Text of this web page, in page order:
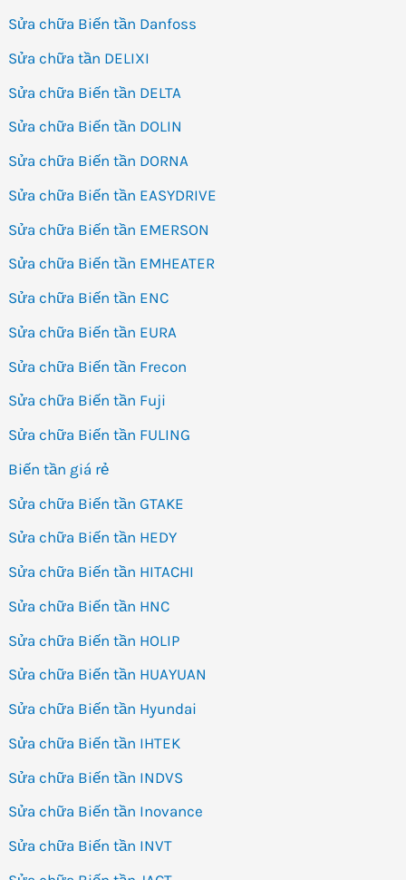
Sửa chữa Biến tần Danfoss
Sửa chữa tần DELIXI
Sửa chữa Biến tần DELTA
Sửa chữa Biến tần DOLIN
Sửa chữa Biến tần DORNA
Sửa chữa Biến tần EASYDRIVE
Sửa chữa Biến tần EMERSON
Sửa chữa Biến tần EMHEATER
Sửa chữa Biến tần ENC
Sửa chữa Biến tần EURA
Sửa chữa Biến tần Frecon
Sửa chữa Biến tần Fuji
Sửa chữa Biến tần FULING
Biến tần giá rẻ
Sửa chữa Biến tần GTAKE
Sửa chữa Biến tần HEDY
Sửa chữa Biến tần HITACHI
Sửa chữa Biến tần HNC
Sửa chữa Biến tần HOLIP
Sửa chữa Biến tần HUAYUAN
Sửa chữa Biến tần Hyundai
Sửa chữa Biến tần IHTEK
Sửa chữa Biến tần INDVS
Sửa chữa Biến tần Inovance
Sửa chữa Biến tần INVT